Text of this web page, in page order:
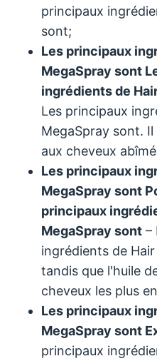
principaux
sont;
Les principaux
MegaSpray sont
ingrédients de
Les principaux
MegaSpray sont.
aux cheveux
Les principaux
MegaSpray sont
principaux
MegaSpray sont –
ingrédients de
tandis que l'huile
cheveux les plus
Les principaux
MegaSpray sont
principaux